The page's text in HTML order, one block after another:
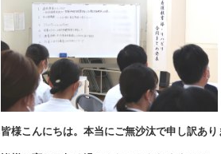
皆様こんにちは。本当にご無沙汰で申し訳あり